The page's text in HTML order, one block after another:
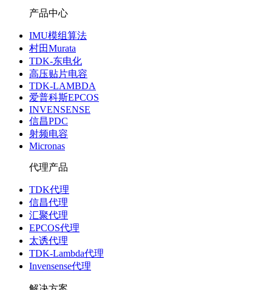
产品中心
IMU模组算法
村田Murata
TDK-东电化
高压贴片电容
TDK-LAMBDA
爱普科斯EPCOS
INVENSENSE
信昌PDC
射频电容
Micronas
代理产品
TDK代理
信昌代理
汇聚代理
EPCOS代理
太诱代理
TDK-Lambda代理
Invensense代理